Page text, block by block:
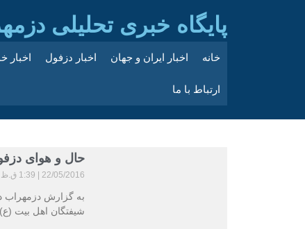
پایگاه خبری تحلیلی
خانه اخبار ایران و جهان اخبار دزفول اخبار
ارتباط با ما
حال و هوای
22/05/2016 1:39 ق.ظ
به گزارش دزمهراب
شیفتگان اهل بیت (ع)